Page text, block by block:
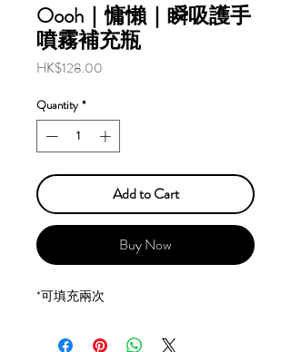
Oooh｜慵懶｜瞬吸護手
噴霧補充瓶
HK$128.00
Quantity *
Add to Cart
Buy Now
*可填充兩次